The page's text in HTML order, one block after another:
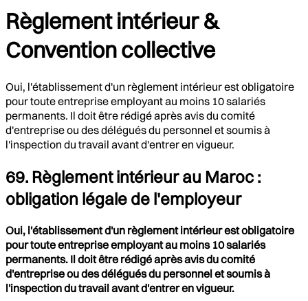
Règlement intérieur &
Convention collective
Oui, l'établissement d'un règlement intérieur est obligatoire
pour toute entreprise employant au moins 10 salariés
permanents. Il doit être rédigé après avis du comité
d'entreprise ou des délégués du personnel et soumis à
l'inspection du travail avant d'entrer en vigueur.
69. Règlement intérieur au Maroc :
obligation légale de l'employeur
Oui, l'établissement d'un règlement intérieur est obligatoire
pour toute entreprise employant au moins 10 salariés
permanents. Il doit être rédigé après avis du comité
d'entreprise ou des délégués du personnel et soumis à
l'inspection du travail avant d'entrer en vigueur.